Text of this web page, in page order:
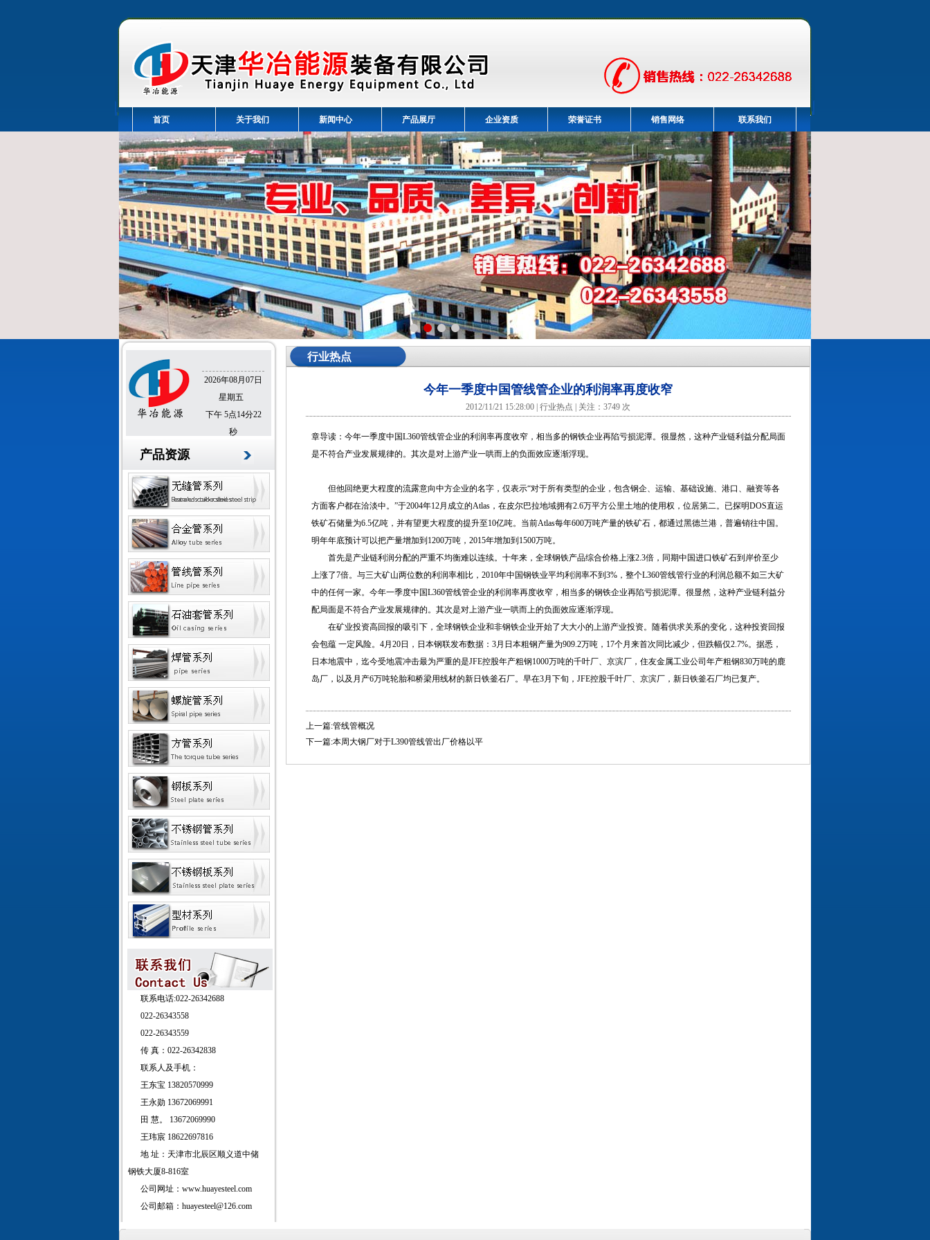
首页 关于我们 新闻中心 产品展厅 企业资质 荣誉证书 销售网络 联系我们
2026年08月07日
星期五
下午 5点14分23
秒
产品资源
联系电话:022-26342688
022-26343558
022-26343559
传 真：022-26342838
联系人及手机：
王东宝 13820570999
王永勋 13672069991
田 慧。 13672069990
王玮宸 18622697816
地 址：天津市北辰区顺义道中储
钢铁大厦8-816室
公司网址：www.huayesteel.com
公司邮箱：huayesteel@126.com
行业热点
今年一季度中国管线管企业的利润率再度收窄
2012/11/21 15:28:00 | 行业热点 | 关注：3749 次
章导读：今年一季度中国L360管线管企业的利润率再度收窄，相当多的钢铁企业再陷亏损泥潭。很显然，这种产业链利益分配局面
是不符合产业发展规律的。其次是对上游产业一哄而上的负面效应逐渐浮现。
但他回绝更大程度的流露意向中方企业的名字，仅表示“对于所有类型的企业，包含钢企、运输、基础设施、港口、融资等各
方面客户都在洽淡中。”于2004年12月成立的Atlas，在皮尔巴拉地域拥有2.6万平方公里土地的使用权，位居第二。已探明DOS直运
铁矿石储量为6.5亿吨，并有望更大程度的提升至10亿吨。当前Atlas每年600万吨产量的铁矿石，都通过黑德兰港，普遍销往中国。
明年年底预计可以把产量增加到1200万吨，2015年增加到1500万吨。
首先是产业链利润分配的严重不均衡难以连续。十年来，全球钢铁产品综合价格上涨2.3倍，同期中国进口铁矿石到岸价至少
上涨了7倍。与三大矿山两位数的利润率相比，2010年中国钢铁业平均利润率不到3%，整个L360管线管行业的利润总额不如三大矿
中的任何一家。今年一季度中国L360管线管企业的利润率再度收窄，相当多的钢铁企业再陷亏损泥潭。很显然，这种产业链利益分
配局面是不符合产业发展规律的。其次是对上游产业一哄而上的负面效应逐渐浮现。
在矿业投资高回报的吸引下，全球钢铁企业和非钢铁企业开始了大大小的上游产业投资。随着供求关系的变化，这种投资回报
会包蕴 一定风险。4月20日，日本钢联发布数据：3月日本粗钢产量为909.2万吨，17个月来首次同比减少，但跌幅仅2.7%。据悉，
日本地震中，迄今受地震冲击最为严重的是JFE控股年产粗钢1000万吨的千叶厂、京滨厂，住友金属工业公司年产粗钢830万吨的鹿
岛厂，以及月产6万吨轮胎和桥梁用线材的新日铁釜石厂。早在3月下旬，JFE控股千叶厂、京滨厂，新日铁釜石厂均已复产。
上一篇:管线管概况
下一篇:本周大钢厂对于L390管线管出厂价格以平